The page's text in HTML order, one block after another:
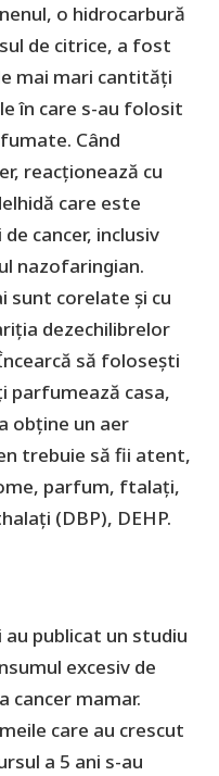
o hidrocarbură
de citrice, a fost
mai mari cantități
în care s-au folosit
Când
reacționează cu
care este
cancer, inclusiv
nazofaringian.
sunt corelate și cu
dezechilibrelor
să folosești
parfumează casa,
obține un aer
trebuie să fii atent,
parfum, ftalați,
(DBP), DEHP.
publicat un studiu
excesiv de
cancer mamar.
care au crescut
a 5 ani s-au